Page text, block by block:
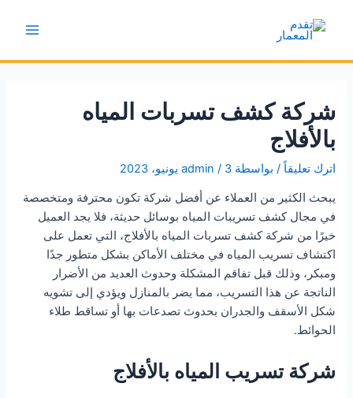
شركة كشف تسربات المياه
بالأفلاج
اترك تعليقاً / بواسطة admin / 3 يونيو، 2023
يبحث الكثير من العملاء عن أفضل شركة تكون محترفة ومتخصصة
في مجال كشف تسريبات المياه بوسائل حديثة، فلا يجد العميل
خيرًا من شركة كشف تسربات المياه بالأفلاج، التي تعمل على
اكتشاف تسريب المياه في مختلف الأماكن بشكل متطور جدًا
ومبكر، وذلك قبل تفاقم المشكلة وحدوث العديد من الأضرار
الناتجة عن هذا التسريب، مما يضر بالمنازل ويؤدي إلى تشويه
شكل الأسقف والجدران بحدوث تصدعات بها أو تساقط طلاء
الحوائط.
شركة تسريب المياه بالأفلاج